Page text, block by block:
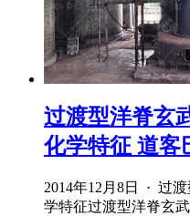
过渡型洋脊玄
化学特征 道客
2014年12月8日 · 过
学特征过渡型洋脊玄